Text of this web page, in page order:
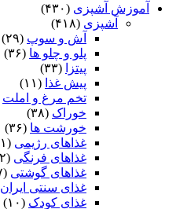
آموزش آشپزی (۴۳۰)
آشپزی (۴۱۸)
آش و سوپ (۲۹)
پلو و چلو ها (۳۶)
پیتزا
(۳۳)
پیش غذا (۱۱)
تخم مرغ و املت
خوراک (۳۸)
خورشت ها (۳۶)
غذاهای رژیمی (۱)
غذاهای فرنگی (۲۲)
غذاهای گوشتی (۲۷)
غذای سنتی ایران
غذای کودک (۱۰)